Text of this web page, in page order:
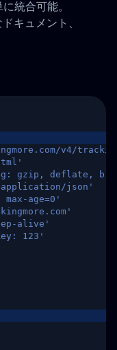
統合可能。
キュメント、
v4/trackings/
gzip, deflate,
application/json'
age=0'
alive'
123'